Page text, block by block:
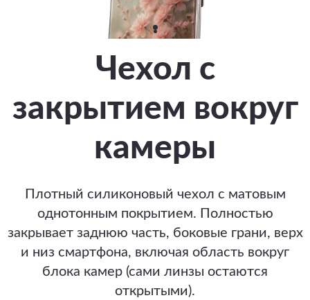
Чехол с
закрытием вокруг
камеры
Плотный силиконовый чехол с матовым
однотонным покрытием. Полностью
закрывает заднюю часть, боковые грани, верх
и низ смартфона, включая область вокруг
блока камер (сами линзы остаются
открытыми).